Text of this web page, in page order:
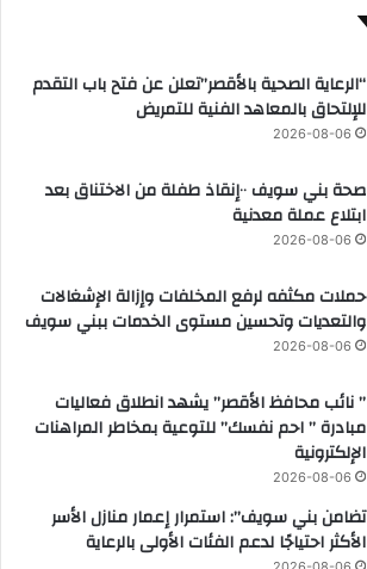
“الرعاية الصحية بالأقصر”تعلن عن فتح باب التقدم
للإلتحاق بالمعاهد الفنية للتمريض
2026-08-06
صحة بني سويف ٠٠إنقاذ طفلة من الاختناق بعد
ابتلاع عملة معدنية
2026-08-06
حملات مكثفه لرفع المخلفات وإزالة الإشغالات
والتعديات وتحسين مستوى الخدمات ببني سويف
2026-08-06
” نائب محافظ الأقصر” يشهد انطلاق فعاليات
مبادرة ” احم نفسك” للتوعية بمخاطر المراهنات
الإلكترونية
2026-08-06
تضامن بني سويف”: استمرار إعمار منازل الأسر
الأكثر احتياجًا لدعم الفئات الأولى بالرعاية